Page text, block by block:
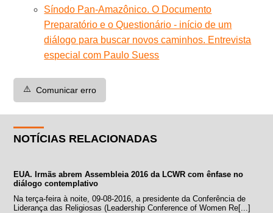
Sínodo Pan-Amazônico. O Documento
Preparatório e o Questionário - início de um
diálogo para buscar novos caminhos. Entrevista
especial com Paulo Suess
⚠️ Comunicar erro
NOTÍCIAS RELACIONADAS
EUA. Irmãs abrem Assembleia 2016 da LCWR com ênfase no
diálogo contemplativo
Na terça-feira à noite, 09-08-2016, a presidente da Conferência de
Liderança das Religiosas (Leadership Conference of Women Re[...]